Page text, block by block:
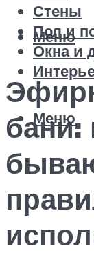
Стены
Пол и
Окна и
Меню
Меню
бани: